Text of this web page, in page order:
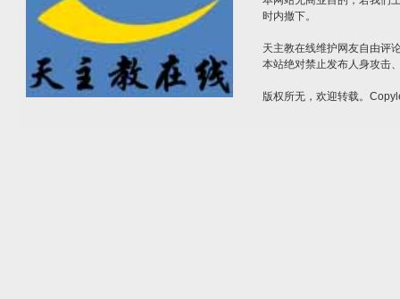
时内撤下。
天主教在线维护网友自由评
本站绝对禁止发布人身攻击
版权所无，欢迎转载。